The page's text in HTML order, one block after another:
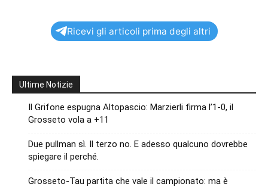
Ricevi gli articoli prima degli altri
Ultime Notizie
Il Grifone espugna Altopascio: Marzierli firma l’1-0, il
Grosseto vola a +11
Due pullman sì. Il terzo no. E adesso qualcuno dovrebbe
spiegare il perché.
Grosseto-Tau partita che vale il campionato: ma è